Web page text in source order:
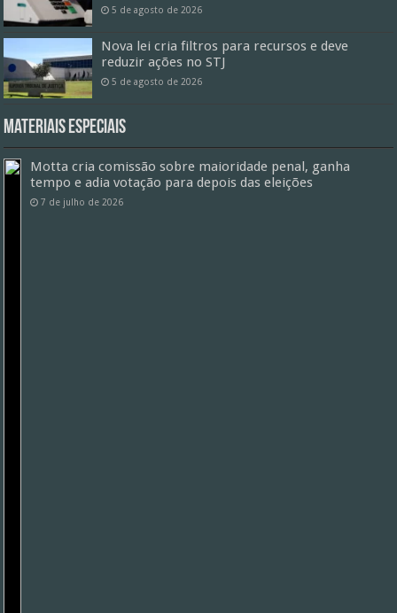
5 de agosto de 2026
Nova lei cria filtros para recursos e deve
reduzir ações no STJ
5 de agosto de 2026
Materiais especiais
Motta cria comissão sobre maioridade penal, ganha
tempo e adia votação para depois das eleições
7 de julho de 2026